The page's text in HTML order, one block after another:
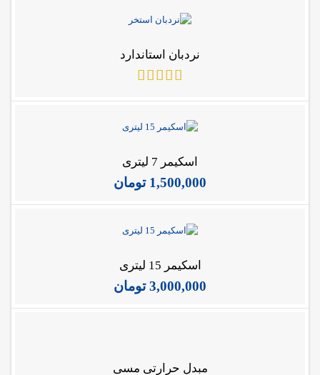
نردبان استاندارد
اسکیمر 7 لیتری
1,500,000 تومان
اسکیمر 15 لیتری
3,000,000 تومان
مبدل حرارتی مسی